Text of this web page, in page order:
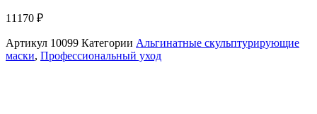
11170 ₽
Артикул 10099 Категории Альгинатные скульптурирующие
маски, Профессиональный уход